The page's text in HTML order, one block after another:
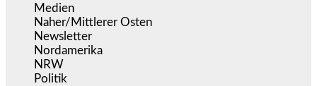
Medien
Naher/Mittlerer Osten
Newsletter
Nordamerika
NRW
Politik